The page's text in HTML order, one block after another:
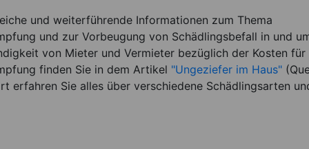
und weiterführende Informationen zum Thema
und zur Vorbeugung von Schädlingsbefall in und
von Mieter und Vermieter bezüglich der Kosten für
finden Sie in dem Artikel "Ungeziefer im Haus"
erfahren Sie alles über verschiedene Schädlingsarten